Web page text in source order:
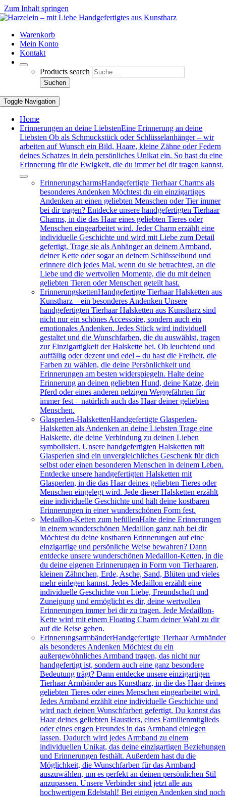
Zum Inhalt springen
Warenkorb
Mein Konto
Kontakt
Products search
Suchen
Toggle Navigation
Home
Erinnerungen an deine LiebstenEine Erinnerung an deine
Liebsten Ob als Schmuckstück oder Schlüsselanhänger – wir
arbeiten auf Wunsch ein Bild, Haare, kleine Zähne oder Federn
deines Schatzes in dein persönliches Unikat ein. So hast du eine
Erinnerung für die Ewigkeit, die du immer bei dir tragen kannst.
ErinnerungscharmsHandgefertigte Tierhaar Charms als
besonderes Andenken Möchtest du ein einzigartiges
Andenken an einen geliebten Menschen oder Tier immer
bei dir tragen? Entdecke unsere handgefertigten Tierhaar
Charms, in die das Haar eines geliebten Tieres oder
Menschen eingearbeitet wird. Jeder Charm erzählt eine
individuelle Geschichte und wird mit Liebe zum Detail
gefertigt. Trage sie als Anhänger an deinem Armband,
deiner Kette oder sogar an deinem Schlüsselbund und
erinnere dich jedes Mal, wenn du sie betrachtest, an die
Liebe und die wertvollen Momente, die du mit deinen
geliebten Tieren oder Menschen geteilt hast.
ErinnerungskettenHandgefertigte Tierhaar Halsketten aus
Kunstharz – ein besonderes Andenken Unsere
handgefertigten Tierhaar Halsketten aus Kunstharz sind
nicht nur ein schönes Accessoire, sondern auch ein
emotionales Andenken. Jedes Stück wird individuell
gestaltet und die Wunschfarben, die du auswählst, tragen
zur Einzigartigkeit der Halskette bei. Ob leuchtend und
auffällig oder dezent und edel – du hast die Freiheit, die
Farben zu wählen, die deine Persönlichkeit und
Erinnerungen am besten widerspiegeln. Halte deine
Erinnerung an deinen geliebten Hund, deine Katze, dein
Pferd oder eines anderen pelzigen Weggefährten für
immer fest – natürlich auch das Haar deiner geliebten
Menschen.
Glasperlen-HalskettenHandgefertigte Glasperlen-
Halsketten als Andenken an deine Liebsten Trage eine
Halskette, die deine Verbindung zu deinen Lieben
symbolisiert. Unsere handgefertigten Halsketten mit
Glasperlen sind ein unvergleichliches Geschenk für dich
selbst oder einen besonderen Menschen in deinem Leben.
Entdecke unsere handgefertigten Halsketten mit
Glasperlen, in die das Haar deines geliebten Tieres oder
Menschen eingelegt wird. Jede dieser Halsketten erzählt
eine individuelle Geschichte und hält deine kostbaren
Erinnerungen in einer wunderschönen Form fest.
Medaillon-Ketten zum befüllenHalte deine Erinnerungen
in einem wunderschönen Medaillon ganz nah bei dir
Möchtest du deine kostbaren Erinnerungen auf eine
einzigartige und persönliche Weise bewahren? Dann
entdecke unsere wunderschönen Medaillon-Ketten, in die
du deine eigenen Erinnerungen in Form von Tierhaaren,
kleinen Zähnchen, Erde, Asche, Sand, Blüten und vieles
mehr einlegen kannst. Jedes Medaillon erzählt eine
individuelle Geschichte von Liebe, Freundschaft und
Zuneigung und ermöglicht es dir, deine wertvollen
Erinnerungen immer bei dir zu tragen. Jede Medaillon-
Kette wird mit einem Floating Charm deiner Wahl zu dir
auf die Reise gehen.
ErinnerungsarmbänderHandgefertigte Tierhaar Armbänder
als besonderes Andenken Möchtest du ein
außergewöhnliches Armband tragen, das nicht nur
handgefertigt ist, sondern auch eine ganz besondere
Bedeutung trägt? Dann entdecke unsere einzigartigen
Tierhaar Armbänder aus Kunstharz, in die das Haar deines
geliebten Tieres oder eines Menschen eingearbeitet wird.
Jedes Armband erzählt eine individuelle Geschichte und
wird nach deinen Wunschfarben gefertigt. Du kannst das
Haar deines geliebten Haustiers, eines Familienmitglieds
oder eines engen Freundes in das Armband einlegen
lassen. Dadurch wird jedes Armband zu einem
individuellen Unikat, das deine einzigartigen Beziehungen
und Erinnerungen festhält. Außerdem hast du die
Möglichkeit, die Wunschfarben für das Armband
auszuwählen, um es perfekt an deinen persönlichen Stil
anzupassen. Unsere Verbinder sind jetzt alle aus
hochwertigem Edelstahl! Bei einigen Andenken sind noch